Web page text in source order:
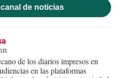
de noticias
de los diarios impresos en
en las plataformas